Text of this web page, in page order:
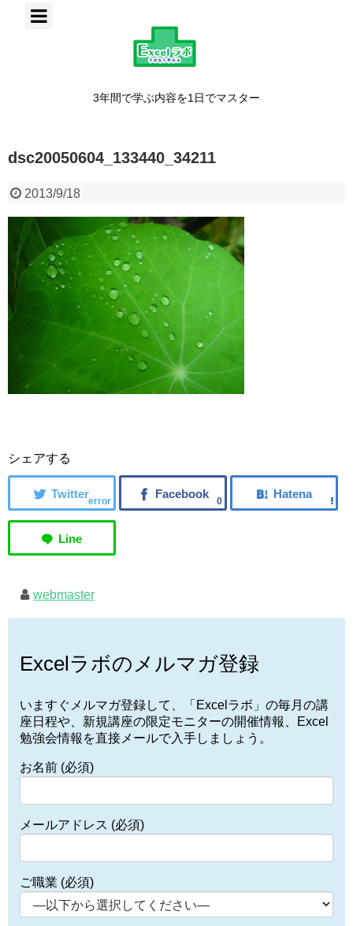
3年間で学ぶ内容を1日でマスター
dsc20050604_133440_34211
2013/9/18
シェアする
error 0
webmaster
Excelラボのメルマガ登録
いますぐメルマガ登録して、「Excelラボ」の毎月の講
座日程や、新規講座の限定モニターの開催情報、Excel
勉強会情報を直接メールで入手しましょう。
お名前 (必須)
メールアドレス (必須)
ご職業 (必須)